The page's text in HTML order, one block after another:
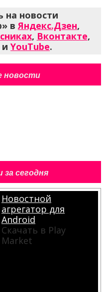
на новости
вЯндекс.Дзен,
, Вконтакте,
и YouTube.
новости
за сегодня
Новостной
агрегатор для
Android
Скачать в Play
Market